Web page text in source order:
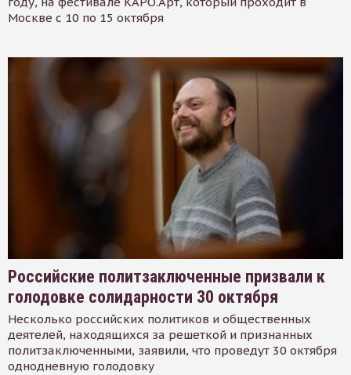
Москве с 10 по 15 октября
Российские политзаключенные призвали к
голодовке солидарности 30 октября
Несколько российских политиков и общественных
деятелей, находящихся за решеткой и признанных
политзаключенными, заявили, что проведут 30 октября
однодневную голодовку